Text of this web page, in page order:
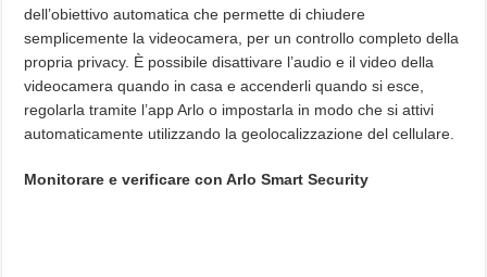
dell’obiettivo automatica che permette di chiudere
semplicemente la videocamera, per un controllo completo della
propria privacy. È possibile disattivare l’audio e il video della
videocamera quando in casa e accenderli quando si esce,
regolarla tramite l’app Arlo o impostarla in modo che si attivi
automaticamente utilizzando la geolocalizzazione del cellulare.
Monitorare e verificare con Arlo Smart Security